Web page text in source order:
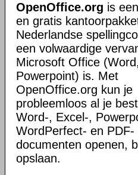
OpenOffice.org is
en gratis
Nederlandse
een volwaardige
Microsoft Office
Powerpoint) is. Met
OpenOffice.org kun je
probleemloos al je
Word-, Excel-,
WordPerfect- en PDF-
documenten openen,
opslaan.